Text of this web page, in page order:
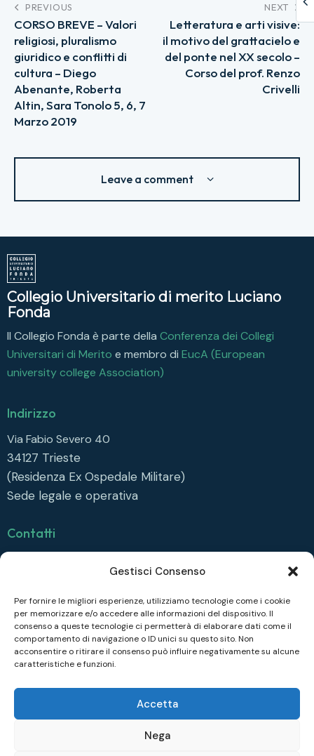
Gestisci Consenso
Per fornire le migliori esperienze, utilizziamo tecnologie come i cookie
per memorizzare e/o accedere alle informazioni del dispositivo. Il
consenso a queste tecnologie ci permetterà di elaborare dati come il
comportamento di navigazione o ID unici su questo sito. Non
acconsentire o ritirare il consenso può influire negativamente su alcune
caratteristiche e funzioni.
Accetta
Nega
PREVIOUS
CORSO BREVE – Valori
religiosi, pluralismo
giuridico e conflitti di
cultura – Diego
Abenante, Roberta
Altin, Sara Tonolo 5, 6, 7
Marzo 2019
NEXT
Letteratura e arti visive:
il motivo del grattacielo e
del ponte nel XX secolo –
Corso del prof. Renzo
Crivelli
Leave a comment
Collegio Universitario di merito Luciano
Fonda
Il Collegio Fonda è parte della Conferenza dei Collegi
Universitari di Merito e membro di EucA (European
university college Association)
Indirizzo
Via Fabio Severo 40
34127 Trieste
(Residenza Ex Ospedale Militare)
Sede legale e operativa
Contatti
Seguici su
Facebook